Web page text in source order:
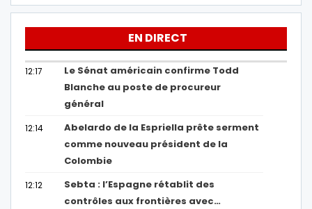
EN DIRECT
12:17
Le Sénat américain confirme Todd
Blanche au poste de procureur
général
12:14
Abelardo de la Espriella prête serment
comme nouveau président de la
Colombie
12:12
Sebta : l’Espagne rétablit des
contrôles aux frontières avec…